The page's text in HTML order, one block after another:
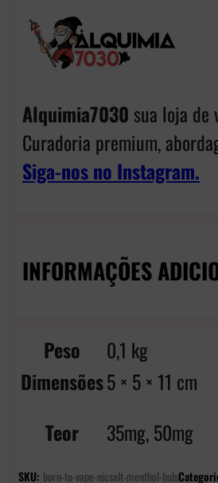
Alquimia7030 sua loja de
Curadoria premium,
Siga-nos no Instagram.
INFORMAÇÕES
Peso
0,1 kg
Dimensões5 × 5 × 11 cm
Teor
35mg, 50mg
SKU: born-to-vape-nicsalt-menthol-huls